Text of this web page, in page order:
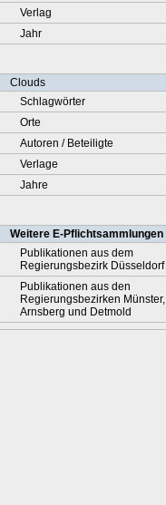
Verlag
Jahr
Clouds
Schlagwörter
Orte
Autoren / Beteiligte
Verlage
Jahre
Weitere E-Pflichtsammlungen
Publikationen aus dem
Regierungsbezirk Düsseldorf
Publikationen aus den
Regierungsbezirken Münster,
Arnsberg und Detmold